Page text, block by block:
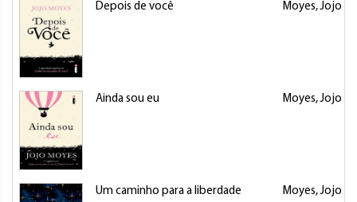
Depois de você Moyes, Jojo
Ainda sou eu Moyes, Jojo
Um caminho para a liberdade Moyes, Jojo